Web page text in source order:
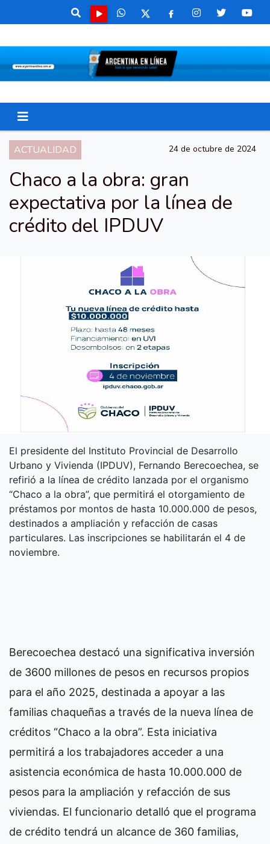
ACTUALIDAD 24 de octubre de 2024
Chaco a la obra: gran
expectativa por la línea de
crédito del IPDUV
El presidente del Instituto Provincial de Desarrollo
Urbano y Vivienda (IPDUV), Fernando Berecoechea, se
refirió a la línea de crédito lanzada por el organismo
“Chaco a la obra”, que permitirá el otorgamiento de
préstamos por montos de hasta 10.000.000 de pesos,
destinados a ampliación y refacción de casas
particulares. Las inscripciones se habilitarán el 4 de
noviembre.
Berecoechea destacó una significativa inversión
de 3600 millones de pesos en recursos propios
para el año 2025, destinada a apoyar a las
familias chaqueñas a través de la nueva línea de
créditos “Chaco a la obra”. Esta iniciativa
permitirá a los trabajadores acceder a una
asistencia económica de hasta 10.000.000 de
pesos para la ampliación y refacción de sus
viviendas. El funcionario detalló que el programa
de crédito tendrá un alcance de 360 familias,